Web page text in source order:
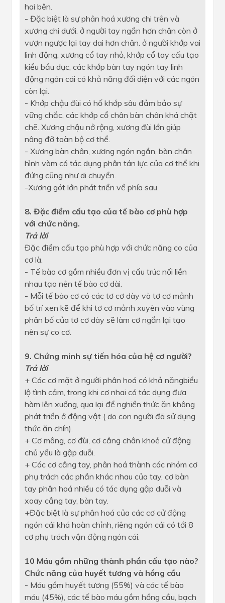
hai bên.
- Đặc biệt là sự phân hoá xương chi trên và
xương chi dưới. ở người tay ngắn hơn chân còn ở
vượn ngược lại tay dai hơn chân. ở người khớp vai
linh động, xương cổ tay nhỏ, khớp cổ tay cấu tạo
kiểu bầu dục, các khớp bàn tay ngón tay linh
động ngón cái có khả năng đối diện với các ngón
còn lại.
- Khớp chậu đùi có hố khớp sâu đảm bảo sự
vững chắc, các khớp cổ chân bàn chân khá chặt
chẽ. Xương chậu nở rộng, xương đùi lớn giúp
nâng đỡ toàn bộ cơ thể.
- Xương bàn chân, xương ngón ngắn, bàn chân
hình vòm có tác dụng phân tán lực của cơ thể khi
đứng cũng như di chuyển.
-Xương gót lớn phát triển về phía sau.
8. Đặc điểm cấu tạo của tế bào cơ phù hợp
với chức năng.
Trả lời
Đặc điểm cấu tạo phù hợp với chức năng co của
cơ là.
- Tế bào cơ gồm nhiều đơn vị cấu trúc nối liền
nhau tạo nên tế bào cơ dài.
- Mỗi tế bào cơ có các tơ cơ dày và tơ cơ mảnh
bố trí xen kẽ để khi tơ cơ mảnh xuyên vào vùng
phân bố của tơ cơ dày sẽ làm cơ ngắn lại tạo
nên sự co cơ.
9. Chứng minh sự tiến hóa của hệ cơ người?
Trả lời
+ Các cơ mặt ở người phân hoá có khả năngbiểu
lộ tình cảm, trong khi cơ nhai có tác dụng đưa
hàm lên xuống, qua lại để nghiền thức ăn không
phát triển ở động vật ( do con người đã sử dụng
thức ăn chín).
+ Cơ mông, cơ đùi, cơ cẳng chân khoẻ cử động
chủ yếu là gập duỗi.
+ Các cơ cẳng tay, phân hoá thành các nhóm cơ
phụ trách các phần khác nhau của tay, cơ bàn
tay phân hoá nhiều có tác dụng gập duỗi và
xoay cẳng tay, bàn tay.
+Đặc biệt là sự phân hoá của các cơ cử động
ngón cái khá hoàn chỉnh, riêng ngón cái có tới 8
cơ phụ trách vận động ngón cái.
10 Máu gồm những thành phần cấu tạo nào?
Chức năng của huyết tương và hồng cầu
- Máu gồm huyết tương (55%) và các tế bào
máu (45%), các tế bào máu gồm hồng cầu, bạch